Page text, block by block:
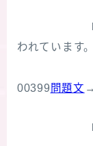
「腸チフ
われています。
00399 問題文
「側頭葉